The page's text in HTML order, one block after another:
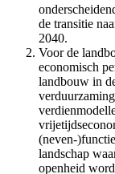
de transitie
2040.
Voor de
economisch
landbouw in
(neven-
landschap
openheid